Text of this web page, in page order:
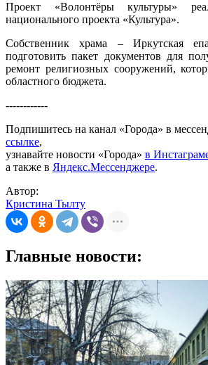
Проект «Волонтёры культуры»
национального проекта «Культура».
Собственник храма – Иркутская
подготовить пакет документов для
ремонт религиозных сооружений,
областного бюджета.
------------
Подпишитесь на канал «Города» в
ссылке,
узнавайте новости «Города» в
а также в Яндекс.Мессенджере.
Автор:
Кристина Тылту
Главные новости: